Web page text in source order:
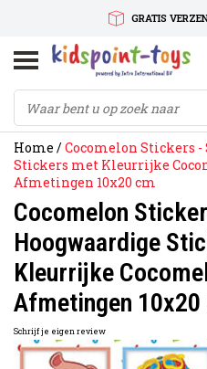
GRATIS
SNELLE
Home /Cocomelon Stickers -
Stickers met Kleurrijke
Afmetingen 10x20 cm
Cocomelon
Hoogwaardige
Kleurrijke
Afmetingen 10x20
Schrijf je eigen review